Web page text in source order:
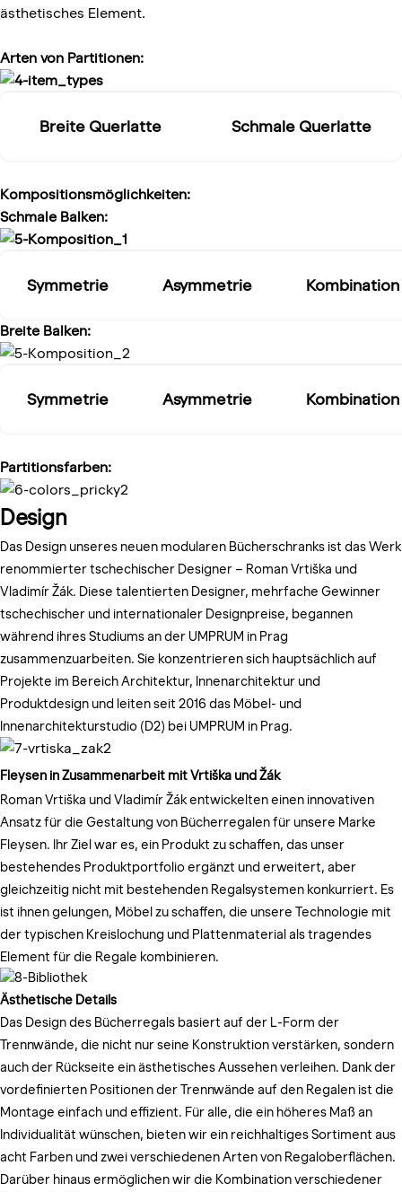
ästhetisches Element.
Arten von Partitionen:
Breite Querlatte Schmale Querlatte
Kompositionsmöglichkeiten:
Schmale Balken:
Symmetrie Asymmetrie Kombination
Breite Balken:
Symmetrie Asymmetrie Kombination
Partitionsfarben:
Design
Das Design unseres neuen modularen Bücherschranks ist das Werk
renommierter tschechischer Designer – Roman Vrtiška und
Vladimír Žák. Diese talentierten Designer, mehrfache Gewinner
tschechischer und internationaler Designpreise, begannen
während ihres Studiums an der UMPRUM in Prag
zusammenzuarbeiten. Sie konzentrieren sich hauptsächlich auf
Projekte im Bereich Architektur, Innenarchitektur und
Produktdesign und leiten seit 2016 das Möbel- und
Innenarchitekturstudio (D2) bei UMPRUM in Prag.
Fleysen in Zusammenarbeit mit Vrtiška und Žák
Roman Vrtiška und Vladimír Žák entwickelten einen innovativen
Ansatz für die Gestaltung von Bücherregalen für unsere Marke
Fleysen. Ihr Ziel war es, ein Produkt zu schaffen, das unser
bestehendes Produktportfolio ergänzt und erweitert, aber
gleichzeitig nicht mit bestehenden Regalsystemen konkurriert. Es
ist ihnen gelungen, Möbel zu schaffen, die unsere Technologie mit
der typischen Kreislochung und Plattenmaterial als tragendes
Element für die Regale kombinieren.
Ästhetische Details
Das Design des Bücherregals basiert auf der L-Form der
Trennwände, die nicht nur seine Konstruktion verstärken, sondern
auch der Rückseite ein ästhetisches Aussehen verleihen. Dank der
vordefinierten Positionen der Trennwände auf den Regalen ist die
Montage einfach und effizient. Für alle, die ein höheres Maß an
Individualität wünschen, bieten wir ein reichhaltiges Sortiment aus
acht Farben und zwei verschiedenen Arten von Regaloberflächen.
Darüber hinaus ermöglichen wir die Kombination verschiedener